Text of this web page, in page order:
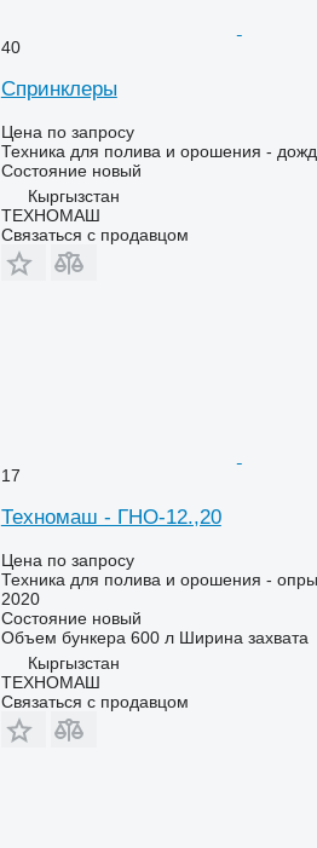
40
Спринклеры
Цена по запросу
Техника для полива и орошения -
Состояниеновый
Кыргызстан
ТЕХНОМАШ
Связаться с продавцом
17
Техномаш - ГНО-12.,20
Цена по запросу
Техника для полива и орошения -
2020
Состояниеновый
Объем бункера 600 л Ширина захвата
Кыргызстан
ТЕХНОМАШ
Связаться с продавцом